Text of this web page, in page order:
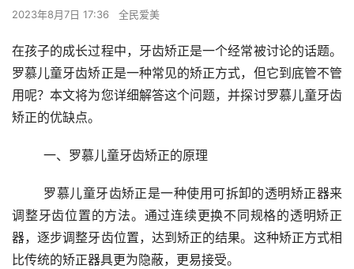
2023年8月7日 17:36 全民爱美
在孩子的成长过程中，牙齿矫正是一个经常被讨论的话题。
罗慕儿童牙齿矫正是一种常见的矫正方式，但它到底管不管
用呢？本文将为您详细解答这个问题，并探讨罗慕儿童牙齿
矫正的优缺点。
	一、罗慕儿童牙齿矫正的原理
调整牙齿位置的方法。通过连续更换不同规格的透明矫正
器，逐步调整牙齿位置，达到矫正的结果。这种矫正方式相
比传统的矫正器具更为隐蔽，更易接受。